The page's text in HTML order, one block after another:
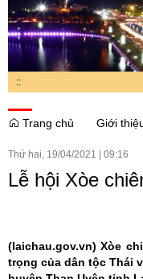
::
Trang chủ
Giới
Thứ hai, 19/04/2021 09:16
Lễ hội Xòe
(laichau.gov.vn) Xòe
trọng của dân tộc Thái